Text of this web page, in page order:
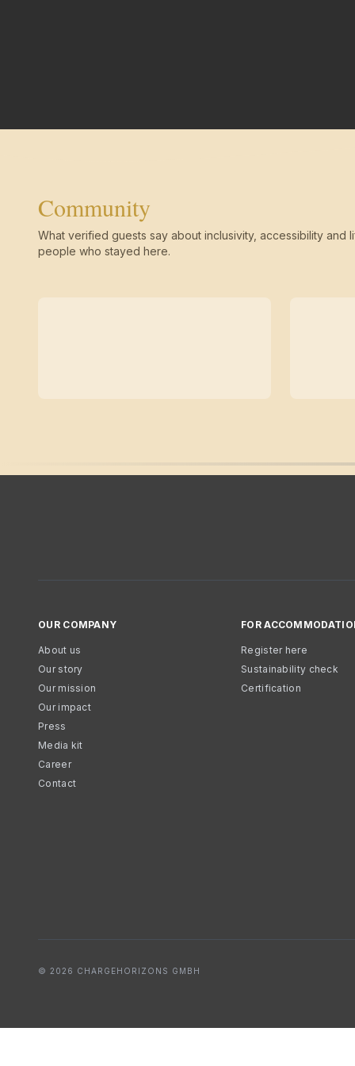
Community
What verified guests say about inclusivity, accessibility and
people who stayed here.
OUR COMPANY
About us
Our story
Our mission
Our impact
Press
Media kit
Career
Contact
FOR
Register here
Sustainability check
Certification
© 2026 CHARGEHORIZONS GMBH